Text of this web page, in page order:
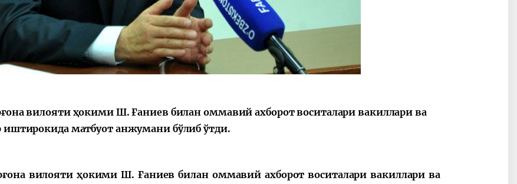
Қарор ва ижро
“Ўзбекистон – 2030”
стратегияси
раислигида
йиғилишлари
вилояти ҳокими Ш. Ғаниев билан оммавий ахборот воситалари вакиллари ва
иштирокида матбуот анжумани бўлиб ўтди.
вилояти ҳокими Ш. Ғаниев билан оммавий ахборот воситалари вакиллари ва